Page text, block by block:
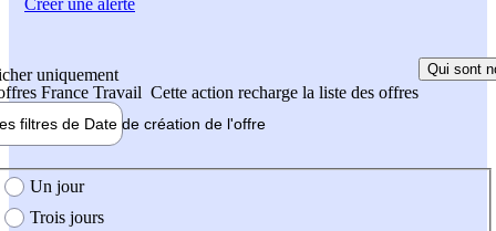
uniquement
France Travail Cette action recharge la liste des offres
Qui sont
filtres de Date de création de l'offre
création de l'offre
Un jour
Trois jours
Créer une alerte